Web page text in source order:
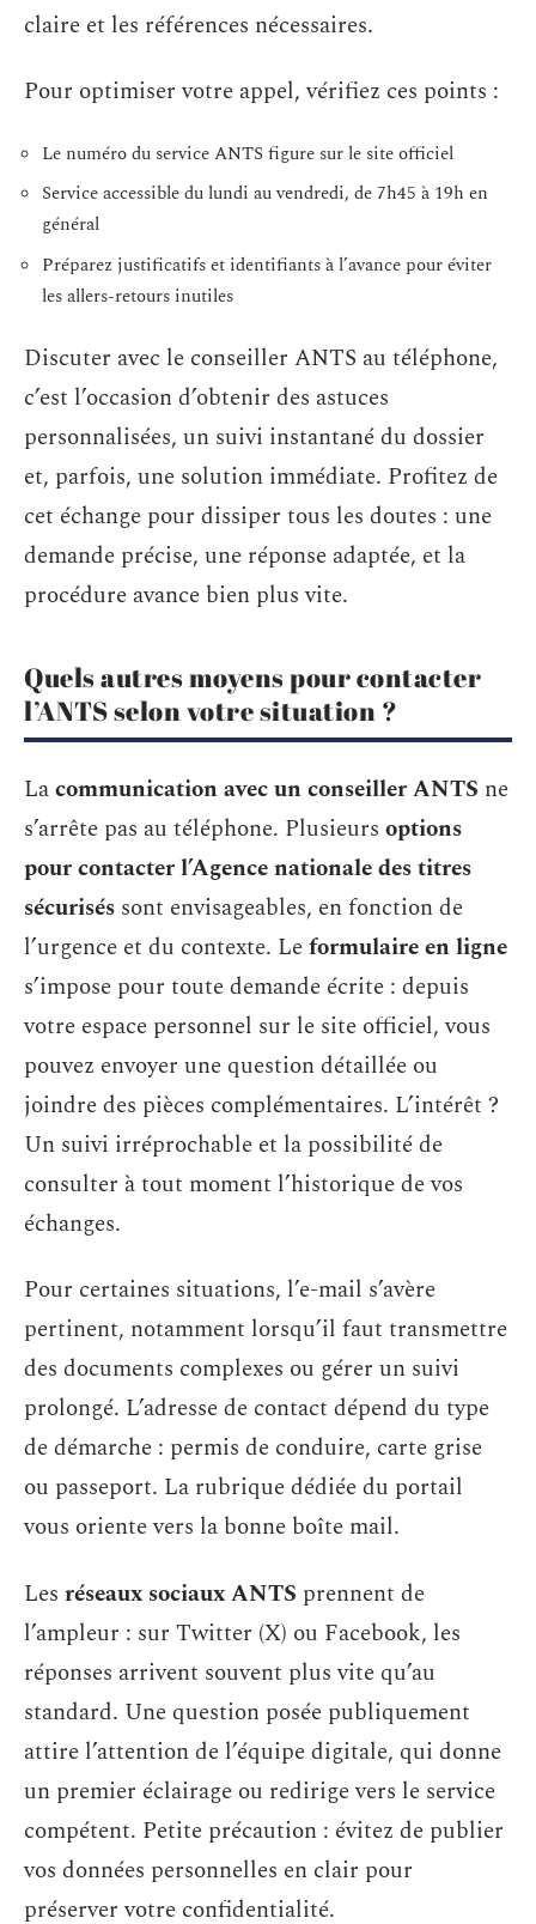
claire et les références nécessaires.
Pour optimiser votre appel, vérifiez ces points :
Le numéro du service ANTS figure sur le site officiel
Service accessible du lundi au vendredi, de 7h45 à 19h en
général
Préparez justificatifs et identifiants à l’avance pour éviter
les allers-retours inutiles
Discuter avec le conseiller ANTS au téléphone,
c’est l’occasion d’obtenir des astuces
personnalisées, un suivi instantané du dossier
et, parfois, une solution immédiate. Profitez de
cet échange pour dissiper tous les doutes : une
demande précise, une réponse adaptée, et la
procédure avance bien plus vite.
Quels autres moyens pour contacter
l’ANTS selon votre situation ?
Lacommunication avec un conseiller ANTS ne
s’arrête pas au téléphone. Plusieurs options
pour contacter l’Agence nationale des titres
sécurisés sont envisageables, en fonction de
l’urgence et du contexte. Leformulaire en ligne
s’impose pour toute demande écrite : depuis
votre espace personnel sur le site officiel, vous
pouvez envoyer une question détaillée ou
joindre des pièces complémentaires. L’intérêt ?
Un suivi irréprochable et la possibilité de
consulter à tout moment l’historique de vos
échanges.
Pour certaines situations, l’e-mail s’avère
pertinent, notamment lorsqu’il faut transmettre
des documents complexes ou gérer un suivi
prolongé. L’adresse de contact dépend du type
de démarche : permis de conduire, carte grise
ou passeport. La rubrique dédiée du portail
vous oriente vers la bonne boîte mail.
Les réseaux sociaux ANTS prennent de
l’ampleur : sur Twitter (X) ou Facebook, les
réponses arrivent souvent plus vite qu’au
standard. Une question posée publiquement
attire l’attention de l’équipe digitale, qui donne
un premier éclairage ou redirige vers le service
compétent. Petite précaution : évitez de publier
vos données personnelles en clair pour
préserver votre confidentialité.